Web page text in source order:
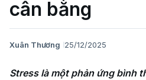
cân bằng
Xuân Thương 25/12/2025
Stress là một phản ứng bình